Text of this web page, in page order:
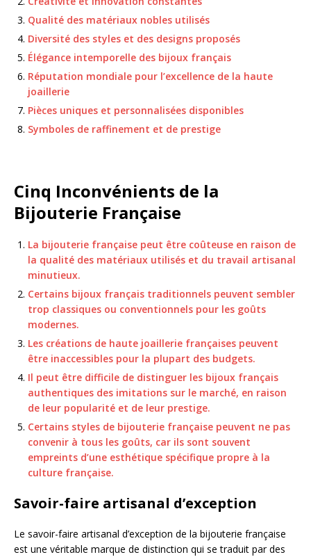
Qualité des matériaux nobles utilisés
Diversité des styles et des designs proposés
Élégance intemporelle des bijoux français
Réputation mondiale pour l’excellence de la haute
joaillerie
Pièces uniques et personnalisées disponibles
Symboles de raffinement et de prestige
Cinq Inconvénients de la
Bijouterie Française
La bijouterie française peut être coûteuse en raison de
la qualité des matériaux utilisés et du travail artisanal
minutieux.
Certains bijoux français traditionnels peuvent sembler
trop classiques ou conventionnels pour les goûts
modernes.
Les créations de haute joaillerie françaises peuvent
être inaccessibles pour la plupart des budgets.
Il peut être difficile de distinguer les bijoux français
authentiques des imitations sur le marché, en raison
de leur popularité et de leur prestige.
Certains styles de bijouterie française peuvent ne pas
convenir à tous les goûts, car ils sont souvent
empreints d’une esthétique spécifique propre à la
culture française.
Savoir-faire artisanal d’exception
Le savoir-faire artisanal d’exception de la bijouterie française
est une véritable marque de distinction qui se traduit par des